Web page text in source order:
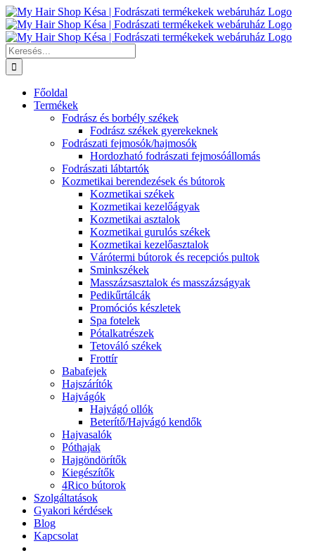
Kihagyás
Keresés...
Főoldal
Termékek
Fodrász és borbély székek
Fodrász székek gyerekeknek
Fodrászati fejmosók/hajmosók
Hordozható fodrászati fejmosóállomás
Fodrászati lábtartók
Kozmetikai berendezések és bútorok
Kozmetikai székek
Kozmetikai kezelőágyak
Kozmetikai asztalok
Kozmetikai gurulós székek
Kozmetikai kezelőasztalok
Várótermi bútorok és recepciós pultok
Sminkszékek
Masszázsasztalok és masszázságyak
Pedikűrtálcák
Promóciós készletek
Spa fotelek
Pótalkatrészek
Tetováló székek
Frottír
Babafejek
Hajszárítók
Hajvágók
Hajvágó ollók
Beterítő/Hajvágó kendők
Hajvasalók
Póthajak
Hajgöndörítők
Kiegészítők
4Rico bútorok
Szolgáltatások
Gyakori kérdések
Blog
Kapcsolat